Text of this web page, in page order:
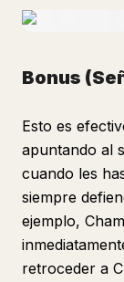
Bonus
Esto es
apuntando al
cuando les
siempre
ejemplo,
retroceder a